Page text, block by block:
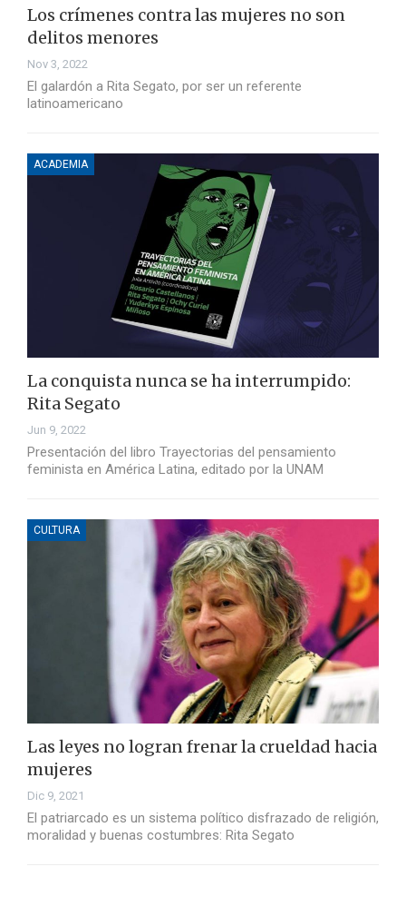
Los crímenes contra las mujeres no son
delitos menores
Nov 3, 2022
El galardón a Rita Segato, por ser un referente
latinoamericano
ACADEMIA
La conquista nunca se ha interrumpido:
Rita Segato
Jun 9, 2022
Presentación del libro Trayectorias del pensamiento
feminista en América Latina, editado por la UNAM
CULTURA
Las leyes no logran frenar la crueldad hacia
mujeres
Dic 9, 2021
El patriarcado es un sistema político disfrazado de religión,
moralidad y buenas costumbres: Rita Segato